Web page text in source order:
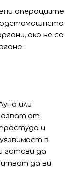
операциите
ако не са
или
от
и
в
готови да
да ви